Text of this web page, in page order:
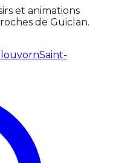
et animations
de Guiclan.
Saint-